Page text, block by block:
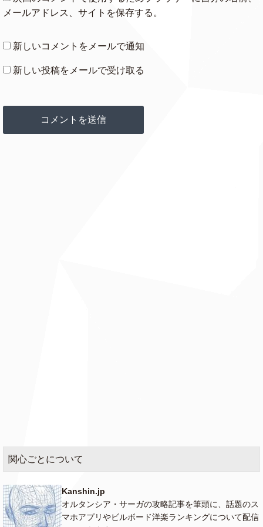
メールアドレス、サイトを保存する。
新しいコメントをメールで通知
新しい投稿をメールで受け取る
関心ごとについて
Kanshin.jp
オルタンシア・サーガの攻略記事を筆頭に、話題のス
マホアプリやビルボード洋楽ランキングについて配信